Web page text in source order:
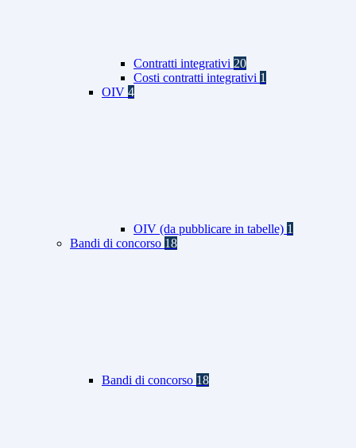
Contratti integrativi 20
Costi contratti integrativi 1
OIV 4
OIV (da pubblicare in tabelle) 1
Bandi di concorso 18
Bandi di concorso 18